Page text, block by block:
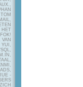
YUI,
-